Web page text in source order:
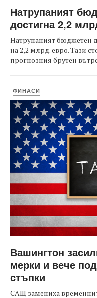
Натрупаният
достигна 2,2
Натрупаният бюджетен
на 2,2 млрд. евро. Тази
прогнозния брутен
ФИНАСИ
Вашингтон
мерки и вече
стъпки
САЩ замениха